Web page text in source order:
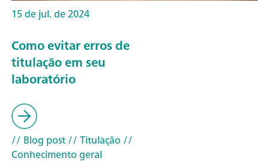
15 de jul. de 2024
Como evitar erros de
titulação em seu
laboratório
// Blog post// Titulação //
Conhecimento geral